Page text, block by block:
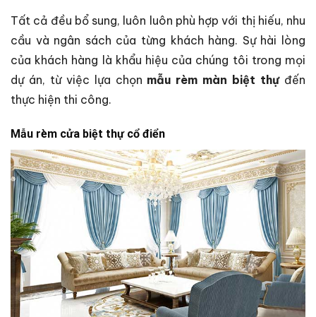
Tất cả đều bổ sung, luôn luôn phù hợp với thị hiếu, nhu
cầu và ngân sách của từng khách hàng. Sự hài lòng
của khách hàng là khẩu hiệu của chúng tôi trong mọi
dự án, từ việc lựa chọn mẫu rèm màn biệt thựđến
thực hiện thi công.
Mẫu rèm cửa biệt thự cổ điển